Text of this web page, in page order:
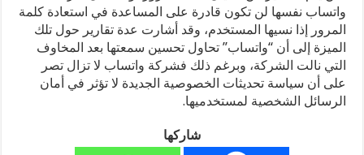
واتساب نفسها لن تكون قادرة على المساعدة في استعادة كلمة
المرور إذا نسيها المستخدم، وقد أشارت عدة تقارير حول تلك
الميزة إلى أن “واتساب” تحاول تحسين سمعتها بعد المخاوف
التي نالت الشركة، وبرغم ذلك فشركة واتساب لا تزال تصر
على أن سياسة تحديثات الخصوصية الجديدة لا تؤثر في أمان
الرسائل الشخصية لمستخدميها.
شاركها